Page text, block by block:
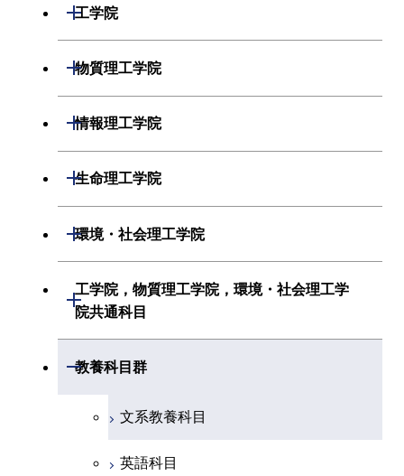
化学系
初年次専門科目
創造プロセス科目
共通専門科目
工学院
開閉
機械系
電気電子系
経営工学系
初年次専門科目
創造プロセス科目
物質理工学院
開閉
材料系
初年次専門科目
共通専門科目
情報理工学院
開閉
数理・計算科学系
初年次専門科目
創造プロセス科目
共通専門科目
生命理工学院
開閉
生命理工学系
創造プロセス科目
共通専門科目
環境・社会理工学院
開閉
建築学系
融合理工学系
初年次専門科目
創造プロセス科目
工学院，物質理工学院，環境・社会理工学
院共通科目
開閉
工学院，物質理工学院，環境・社会
教養科目群
開閉
文系教養科目
英語科目